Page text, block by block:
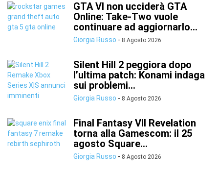
GTA VI non ucciderà GTA
Online: Take-Two vuole
continuare ad aggiornarlo...
Giorgia Russo - 8 Agosto 2026
Silent Hill 2 peggiora dopo
l’ultima patch: Konami indaga
sui problemi...
Giorgia Russo - 8 Agosto 2026
Final Fantasy VII Revelation
torna alla Gamescom: il 25
agosto Square...
Giorgia Russo - 8 Agosto 2026